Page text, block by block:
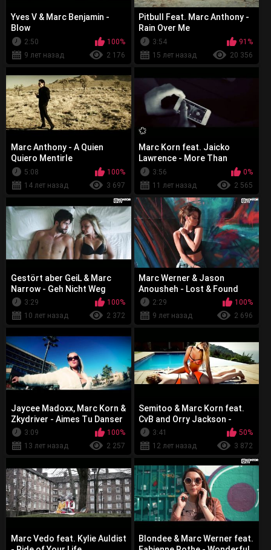
Yves V & Marc Benjamin -
Blow
2:50
100%
9 лет назад
2 176
Pitbull Feat. Marc Anthony -
Rain Over Me
3:54
91%
15 лет назад
20 356
Marc Anthony - A Quien
Quiero Mentirle
5:08
100%
14 лет назад
3 697
Marc Korn feat. Jaicko
Lawrence - More Than
Enough
3:56
0%
11 лет назад
2 565
Gestört aber GeiL & Marc
Narrow - Geh Nicht Weg
3:29
100%
10 лет назад
2 372
Marc Werner & Jason
Anousheh - Lost & Found
2:29
100%
9 лет назад
2 696
Jaycee Madoxx, Marc Korn &
Zkydriver - Aimes Tu Danser
3:09
100%
13 лет назад
2 257
Semitoo & Marc Korn feat.
CvB and Orry Jackson -
Holiday
3:41
50%
12 лет назад
3 872
Marc Vedo feat. Kylie Auldist
Blondee & Marc Werner feat.